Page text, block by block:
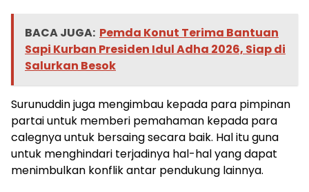
BACA JUGA: Pemda Konut Terima Bantuan
Sapi Kurban Presiden Idul Adha 2026, Siap di
Salurkan Besok
Surunuddin juga mengimbau kepada para pimpinan
partai untuk memberi pemahaman kepada para
calegnya untuk bersaing secara baik. Hal itu guna
untuk menghindari terjadinya hal-hal yang dapat
menimbulkan konflik antar pendukung lainnya.